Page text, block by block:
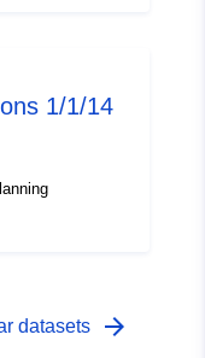
1/1/14
datasets arrow_forward